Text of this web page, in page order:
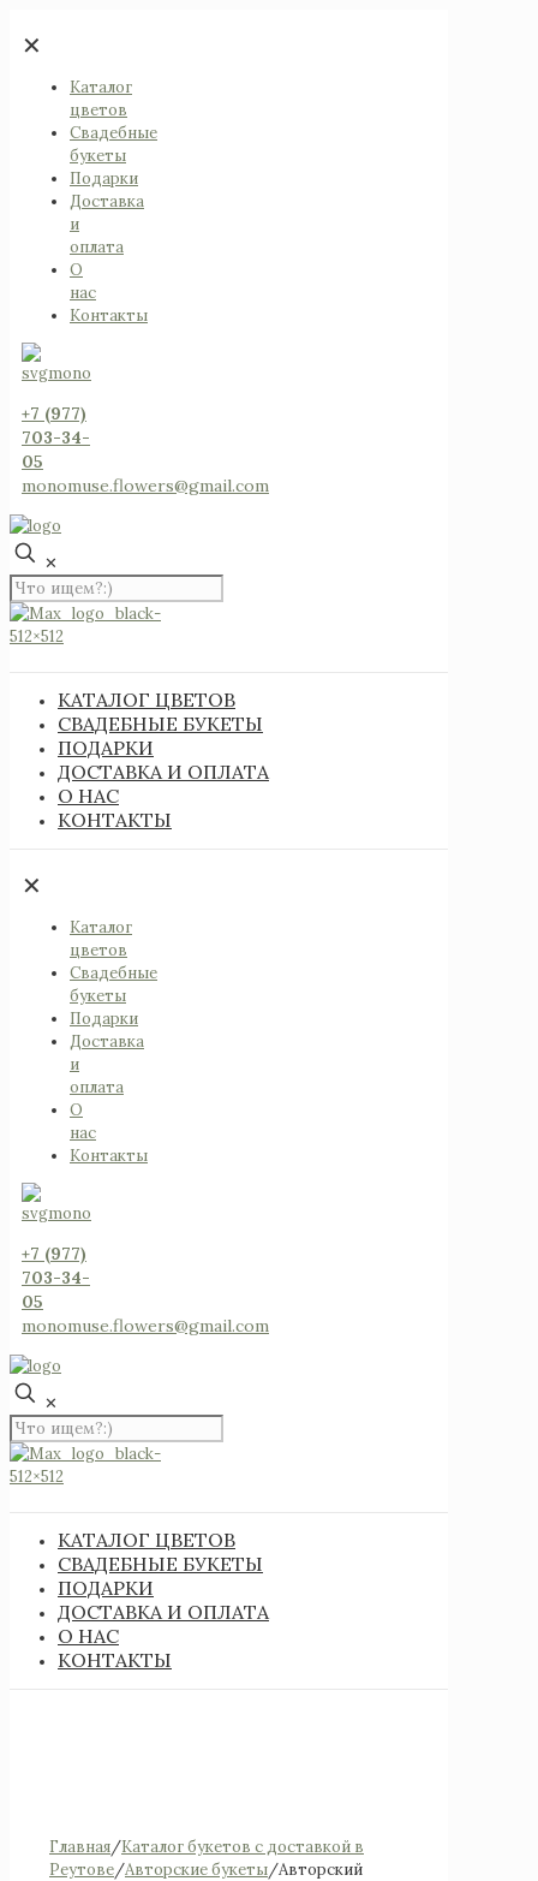
✕
Каталог
цветов
Свадебные
букеты
Подарки
Доставка
и
оплата
О
нас
Контакты
+7 (977)
703-34-
05
monomuse.flowers@gmail.com
✕
КАТАЛОГ ЦВЕТОВ
СВАДЕБНЫЕ БУКЕТЫ
ПОДАРКИ
ДОСТАВКА И ОПЛАТА
О НАС
КОНТАКТЫ
✕
Каталог
цветов
Свадебные
букеты
Подарки
Доставка
и
оплата
О
нас
Контакты
+7 (977)
703-34-
05
monomuse.flowers@gmail.com
✕
КАТАЛОГ ЦВЕТОВ
СВАДЕБНЫЕ БУКЕТЫ
ПОДАРКИ
ДОСТАВКА И ОПЛАТА
О НАС
КОНТАКТЫ
Главная/Каталог букетов с доставкой в
Реутове/Авторские букеты/Авторский